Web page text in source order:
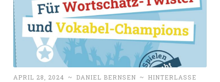
APRIL 28, 2024 ~ DANIEL BERNSEN ~
HINTERLASSE